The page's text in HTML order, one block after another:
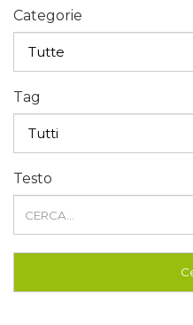
Categorie
Tag
Testo